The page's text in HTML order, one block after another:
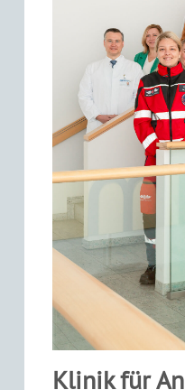
Klinik für